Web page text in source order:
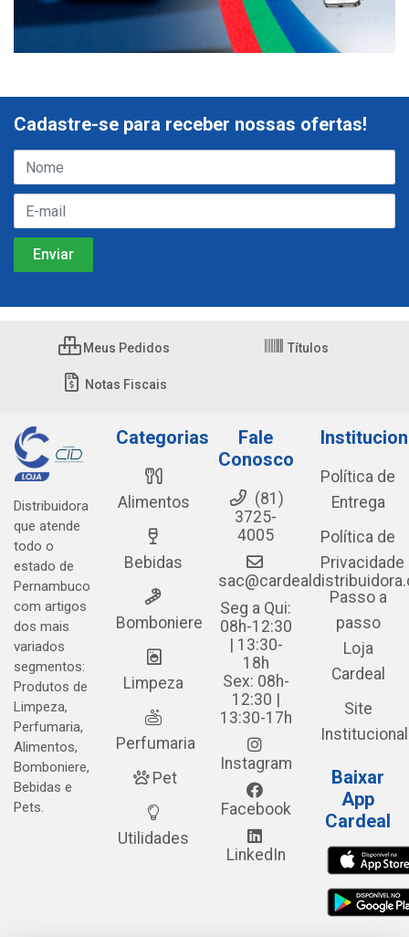
Cadastre-se para receber nossas ofertas!
Meus Pedidos Títulos
Notas Fiscais
Distribuidora
que atende
todo o
estado de
Pernambuco
com artigos
dos mais
variados
segmentos:
Produtos de
Limpeza,
Perfumaria,
Alimentos,
Bomboniere,
Bebidas e
Pets.
Categorias
Alimentos
Bebidas
Bomboniere
Limpeza
Perfumaria
Pet
Utilidades
Fale
Conosco
(81)
3725-
4005
Seg a Qui:
08h-12:30
| 13:30-
18h
Sex: 08h-
12:30 |
13:30-17h
Instagram
Facebook
LinkedIn
Política de
Entrega
Política de
Privacidade
Passo a
passo
Loja
Cardeal
Site
Institucional
Baixar
App
Cardeal